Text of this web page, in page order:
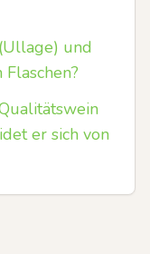
und
er sich von